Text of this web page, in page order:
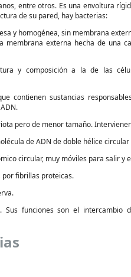
entre otros. Es una envoltura
de su pared, hay bacterias:
y homogénea, sin membrana
membrana externa hecha de una
y composición a la de las
contienen sustancias
pero de menor tamaño.
de ADN de doble hélice
circular, muy móviles para salir y
fibrillas proteicas.
Sus funciones son el